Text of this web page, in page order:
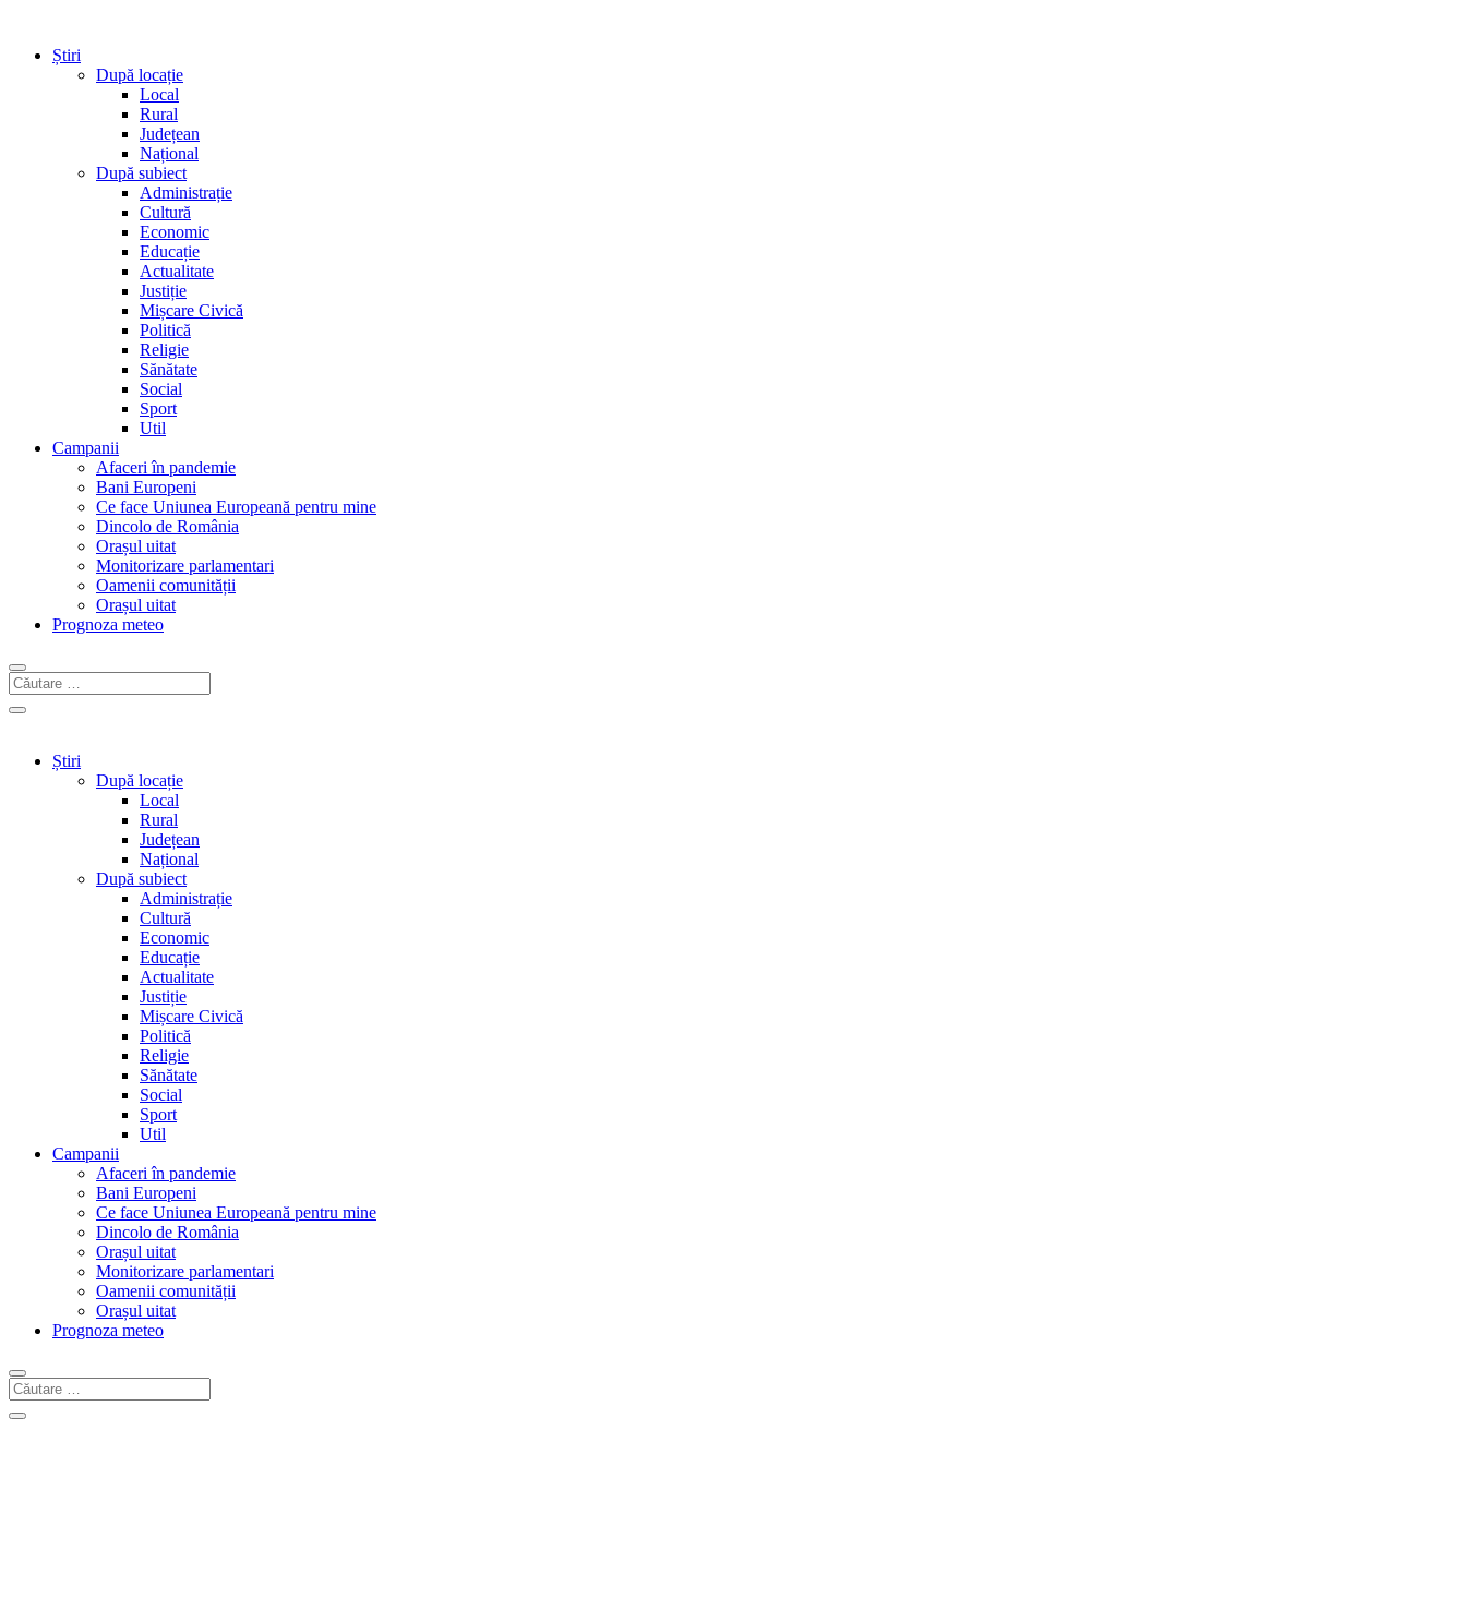
Știri
După locație
Local
Rural
Județean
Național
După subiect
Administrație
Cultură
Economic
Educație
Actualitate
Justiție
Mișcare Civică
Politică
Religie
Sănătate
Social
Sport
Util
Campanii
Afaceri în pandemie
Bani Europeni
Ce face Uniunea Europeană pentru mine
Dincolo de România
Orașul uitat
Monitorizare parlamentari
Oamenii comunității
Orașul uitat
Prognoza meteo
Știri
După locație
Local
Rural
Județean
Național
După subiect
Administrație
Cultură
Economic
Educație
Actualitate
Justiție
Mișcare Civică
Politică
Religie
Sănătate
Social
Sport
Util
Campanii
Afaceri în pandemie
Bani Europeni
Ce face Uniunea Europeană pentru mine
Dincolo de România
Orașul uitat
Monitorizare parlamentari
Oamenii comunității
Orașul uitat
Prognoza meteo